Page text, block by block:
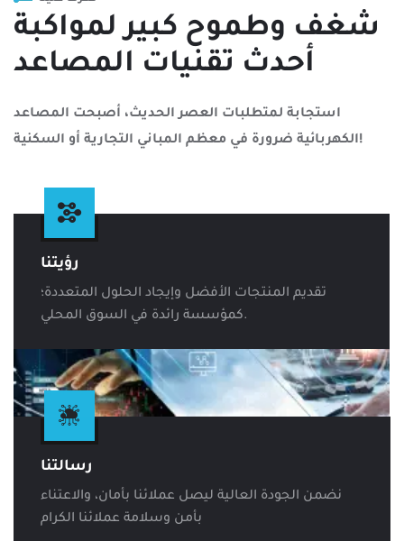
شغف وطموح كبير لمواكبة
أحدث تقنيات المصاعد
استجابة لمتطلبات العصر الحديث، أصبحت المصاعد
الكهربائية ضرورة في معظم المباني التجارية أو السكنية!
رؤيتنا
تقديم المنتجات الأفضل وإيجاد الحلول المتعددة؛
كمؤسسة رائدة في السوق المحلي.
رسالتنا
نضمن الجودة العالية ليصل عملائنا بأمان، والاعتناء
بأمن وسلامة عملائنا الكرام